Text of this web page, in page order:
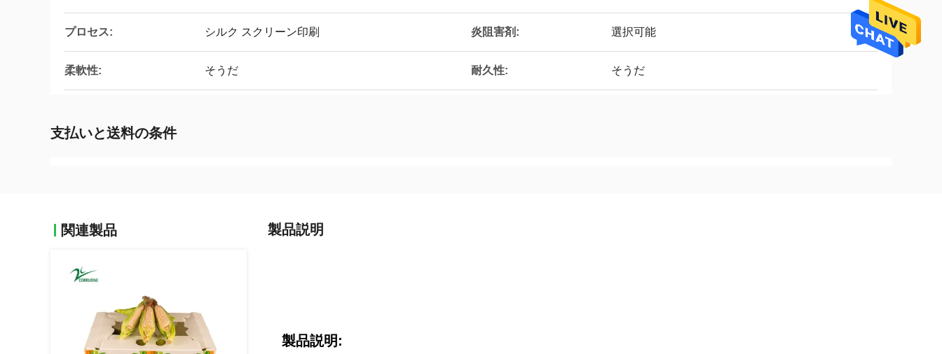
プロセス: シルク スクリーン印刷 炎阻害剤: 選択可能
柔軟性: そうだ 耐久性: そうだ
支払いと送料の条件
関連製品 製品説明
製品説明: